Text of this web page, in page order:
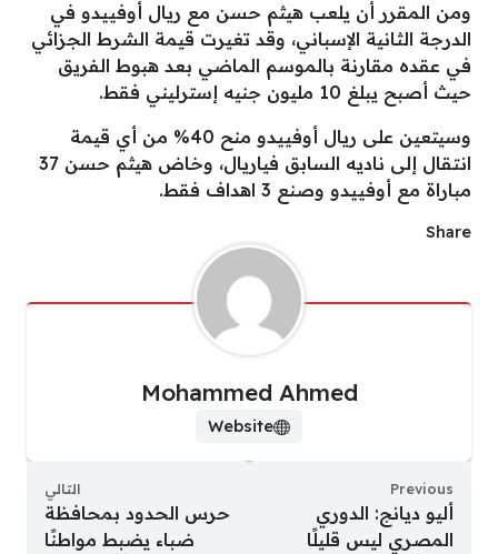
ومن المقرر أن يلعب هيثم حسن مع ريال أوفييدو في
الدرجة الثانية الإسباني، وقد تغيرت قيمة الشرط الجزائي
في عقده مقارنة بالموسم الماضي بعد هبوط الفريق
حيث أصبح يبلغ 10 مليون جنيه إسترليني فقط.
وسيتعين على ريال أوفييدو منح 40% من أي قيمة
انتقال إلى ناديه السابق فياريال، وخاض هيثم حسن 37
مباراة مع أوفييدو وصنع 3 اهداف فقط.
Share
Mohammed Ahmed
Website
Previous
أليو ديانج: الدوري
المصري ليس قليلًا
التالي
حرس الحدود بمحافظة
ضباء يضبط مواطنًا